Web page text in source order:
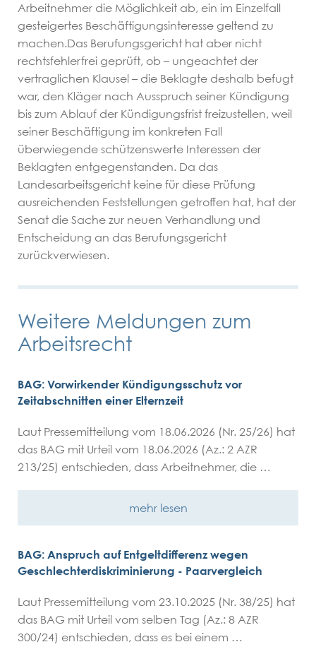
Hamburg Altona
Datenschutz
neuer Partner gesucht
Home
Arbeitnehmer die Möglichkeit ab, ein im Einzelfall
gesteigertes Beschäftigungsinteresse geltend zu
machen.Das Berufungsgericht hat aber nicht
rechtsfehlerfrei geprüft, ob – ungeachtet der
vertraglichen Klausel – die Beklagte deshalb befugt
war, den Kläger nach Ausspruch seiner Kündigung
bis zum Ablauf der Kündigungsfrist freizustellen, weil
seiner Beschäftigung im konkreten Fall
überwiegende schützenswerte Interessen der
Beklagten entgegenstanden. Da das
Landesarbeitsgericht keine für diese Prüfung
ausreichenden Feststellungen getroffen hat, hat der
Senat die Sache zur neuen Verhandlung und
Entscheidung an das Berufungsgericht
zurückverwiesen.
Weitere Meldungen zum
Arbeitsrecht
BAG: Vorwirkender Kündigungsschutz vor
Zeitabschnitten einer Elternzeit
Laut Pressemitteilung vom 18.06.2026 (Nr. 25/26) hat
das BAG mit Urteil vom 18.06.2026 (Az.: 2 AZR
213/25) entschieden, dass Arbeitnehmer, die …
mehr lesen
BAG: Anspruch auf Entgeltdifferenz wegen
Geschlechterdiskriminierung - Paarvergleich
Laut Pressemitteilung vom 23.10.2025 (Nr. 38/25) hat
das BAG mit Urteil vom selben Tag (Az.: 8 AZR
300/24) entschieden, dass es bei einem …